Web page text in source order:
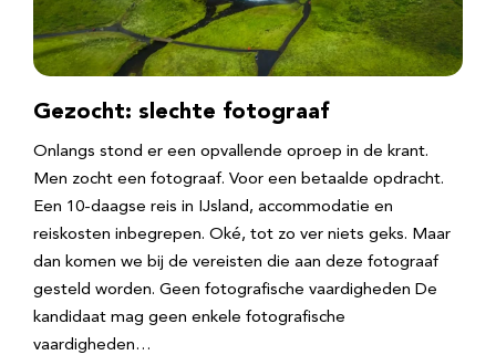
Gezocht: slechte fotograaf
Onlangs stond er een opvallende oproep in de krant.
Men zocht een fotograaf. Voor een betaalde opdracht.
Een 10-daagse reis in IJsland, accommodatie en
reiskosten inbegrepen. Oké, tot zo ver niets geks. Maar
dan komen we bij de vereisten die aan deze fotograaf
gesteld worden. Geen fotografische vaardigheden De
kandidaat mag geen enkele fotografische
vaardigheden…